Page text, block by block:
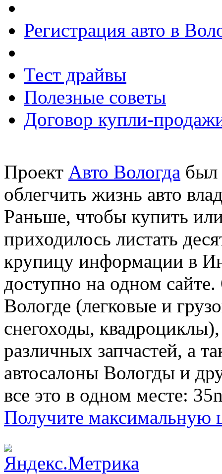
Регистрация авто в
Тест драйвы
Полезные советы
Договор купли-
Проект Авто Вологда был
облегчить жизнь авто
Раньше, чтобы купить
приходилось листать
крупицу информации в
доступно на одном
Вологде (легковые и
снегоходы,
различных запчастей, а
автосалоны Вологды и
все это в одном месте:
Получите максимальную